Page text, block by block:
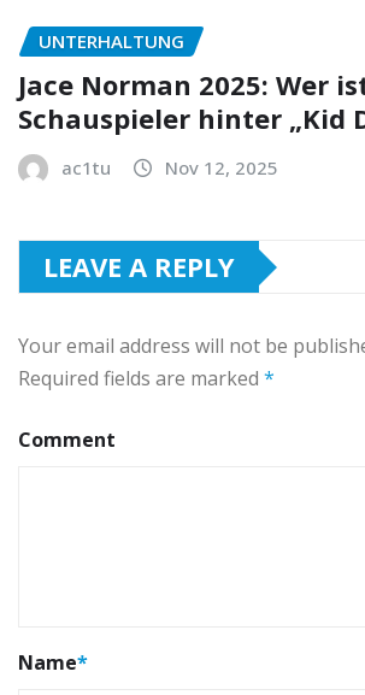
UNTERHALTUNG
Jace Norman 2025: Wer
Schauspieler hinter „Kid
ac1tu Nov 12, 2025
LEAVE A REPLY
Your email address will not be
Required fields are marked *
Comment
Name*